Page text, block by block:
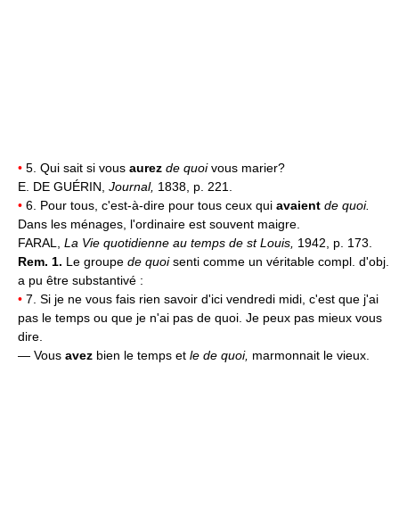
• 5. Qui sait si vous aurez de quoivous marier?
E. DE GUÉRIN, Journal, 1838, p. 221.
• 6. Pour tous, c'est-à-dire pour tous ceux qui avaient de quoi.
Dans les ménages, l'ordinaire est souvent maigre.
FARAL, La Vie quotidienne au temps de st Louis, 1942, p. 173.
Rem. 1. Le groupe de quoisenti comme un véritable compl. d'obj.
a pu être substantivé :
• 7. Si je ne vous fais rien savoir d'ici vendredi midi, c'est que j'ai
pas le temps ou que je n'ai pas de quoi. Je peux pas mieux vous
dire.
— Vous avez bien le temps et le de quoi, marmonnait le vieux.